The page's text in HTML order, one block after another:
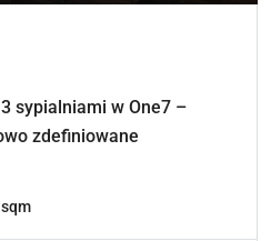
sypialniami w One7 –
zdefiniowane